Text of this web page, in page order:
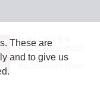
JASRAC許諾番号：
9024936001Y45037
JASRAC許諾番号：
These are
and to give us